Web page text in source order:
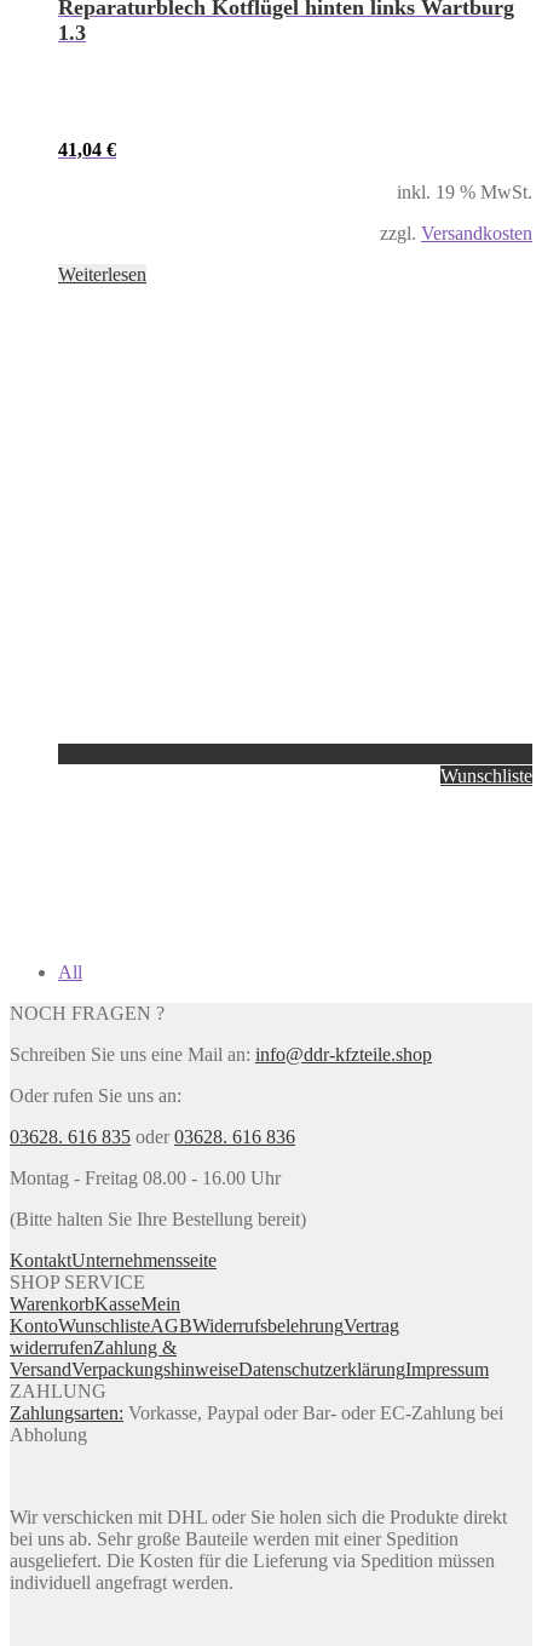
Reparaturblech Kotflügel hinten links Wartburg
1.3
41,04 €
inkl. 19 % MwSt.
zzgl. Versandkosten
Weiterlesen
Wunschliste
All
NOCH FRAGEN ?
Schreiben Sie uns eine Mail an: info@ddr-kfzteile.shop
Oder rufen Sie uns an:
03628. 616 835 oder03628. 616 836
Montag - Freitag 08.00 - 16.00 Uhr
(Bitte halten Sie Ihre Bestellung bereit)
KontaktUnternehmensseite
SHOP SERVICE
WarenkorbKasseMein
KontoWunschlisteAGBWiderrufsbelehrungVertrag
widerrufenZahlung &
VersandVerpackungshinweiseDatenschutzerklärungImpressum
ZAHLUNG
Zahlungsarten: Vorkasse, Paypal oder Bar- oder EC-Zahlung bei
Abholung
Wir verschicken mit DHL oder Sie holen sich die Produkte direkt
bei uns ab. Sehr große Bauteile werden mit einer Spedition
ausgeliefert. Die Kosten für die Lieferung via Spedition müssen
individuell angefragt werden.